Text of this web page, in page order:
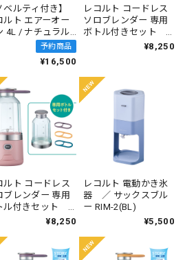
ベルティ付き】
ルト エアーオー
4L / ナチュラル
ック RAO-4(BK)
予約商品
¥16,500
レコルト コードレス
ソロブレンダー 専用
ボトル付きセット
／ ナチュラルホワイ
¥8,250
ルト コードレス
ブレンダー 専用
ル付きセット
ンク RSB-6BTST
¥8,250
レコルト 電動かき氷
器 ／ サックスブル
ー RIM-2(BL)
¥5,500